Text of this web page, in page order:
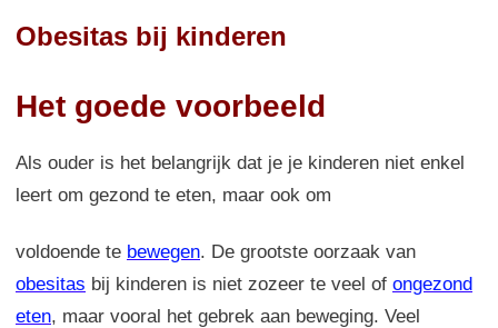
Obesitas bij kinderen
Het goede voorbeeld
Als ouder is het belangrijk dat je je kinderen niet enkel
leert om gezond te eten, maar ook om
voldoende te bewegen. De grootste oorzaak van
obesitas bij kinderen is niet zozeer te veel of ongezond
eten, maar vooral het gebrek aan beweging. Veel